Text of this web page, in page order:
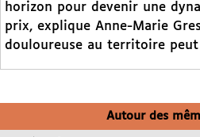
horizon pour devenir une
prix, explique Anne-Marie
douloureuse au territoire peut
Autour des